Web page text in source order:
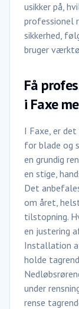
usikker på,
professionel
sikkerhed,
bruger
Få
i Faxe
I Faxe, er
for blade og
en grundig
en stige,
Det
om året,
tilstopning.
en justering
Installation
holde
under
rense